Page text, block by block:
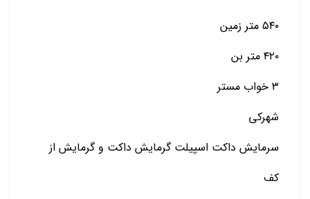
۵۴۰ متر زمین
۴۲۰ متر بن
۳ خواب مستر
شهرکی
سرمایش داکت اسپیلت گرمایش داکت و گرمایش از
کف